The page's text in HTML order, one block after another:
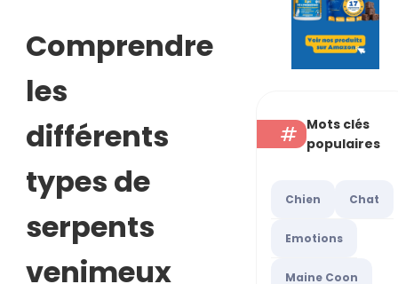
Comprendre
les
différents
types de
serpents
venimeux
Mots clés
populaires
Chien Chat
Emotions
Maine Coon